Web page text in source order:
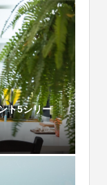
ト5シリー